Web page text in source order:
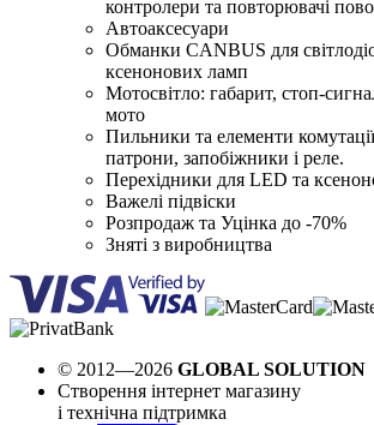
контролери та повторювачі
Автоаксесуари
Обманки CANBUS для
ксенонових ламп
Мотосвітло: габарит, стоп-
мото
Пильники та елементи
патрони, запобіжники і реле.
Перехідники для LED та
Важелі підвіски
Розпродаж та Уцінка до -70%
Зняті з виробництва
© 2012—2026 GLOBAL SOLUTION
Створення інтернет магазину
і технічна підтримка